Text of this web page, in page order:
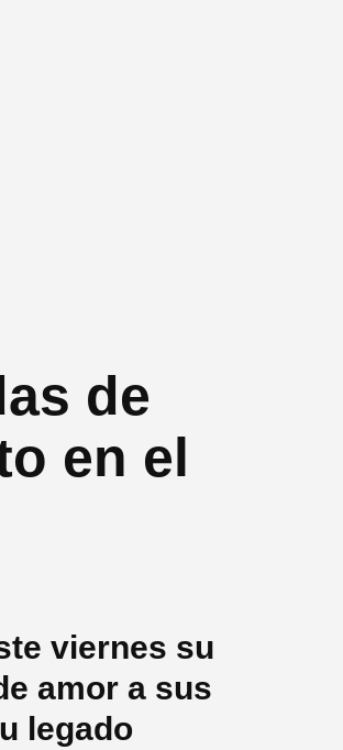
de
en el
viernes su
amor a sus
legado